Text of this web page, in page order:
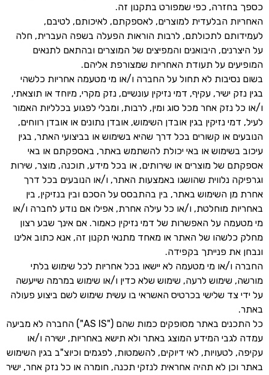
כספך בחזרה, כפי שמפורט בתקנון זה.
האחריות הבלעדית למוצרים, לאספקתם, לאיכותם, לטיבם,
לעמידותם לתכולתם, לרבות הוראות הפעלה בשפה העברית, חלה
על היצרנים, היבואנים והמפיצים של המוצרים ובהתאם לתנאים
המופיעים על תעודת האחריות שמצורפת אליהם.
בשום נסיבות לא תחול על החברה ו/או מי מטעמה אחריות כלשהי
בגין נזק ישיר, עקיף, דמי נזיקין עונשיים, נזק מקרי, מיוחד או תוצאתי,
ו/או כל נזק אחר מכל סוג ומין, לרבות, ומבלי לפגוע בכלליות האמור
לעיל, דמי נזיקין בגין אובדן השימוש, אובדן נתונים או אובדן רווחים,
הנובעים או קשורים בכל דרך שהיא בשימוש או בביצועי האתר, בגין
עיכוב בשימוש או באי יכולת להשתמש באתר, באספקתם או באי
אספקתם של מוצרים או שירותים, או בכל מידע, תוכנה, מוצר, שירות
וגרפיקה נלווית שהושגו באמצעות האתר, ו/או הנובעים בכל דרך
אחרת מן השימוש באתר, בין בהתבסס על הסכם ובין בנזיקין, בין
באחריות מוחלטת, ו/או כל עילה אחרת, אפילו אם נודע לחברה ו/או
מי מטעמה על האפשרות של דמי נזיקין כאמור. אם אינך שבע רצון
מחלק כלשהו של האתר או מאחד מתנאי תקנון זה, אנא כתוב אלינו
ונבחן את פנייתך בקפידה.
החברה ו/או מי מטעמה לא יישאו בכל אחריות לכל שימוש בלתי
מורשה, שימוש לרעה, שימוש שלא כדין ו/או שימוש במרמה שייעשה
על ידי צד שלישי בכרטיס האשראי בו עשית שימוש לשם ביצוע פעולה
באתר.
כל התכנים באתר מסופקים כמות שהם ("AS IS") החברה לא מביעה
עמדה לגבי המידע המוצג באתר ולא תישא באחריות, ישירה ו/או
עקיפה, לטעויות, לאי דיוקים, להשמטות, לפגמים וכיוצ"ב בגין השימוש
באתר וכן לא תהיה אחראית לנזקי תכנה, חומרה או כל נזק אחר, ישיר